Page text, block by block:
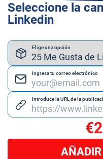
Seleccione la
Linkedin
Elige una opción
Ingresa tu correo electrónico
Introduce la URL de la